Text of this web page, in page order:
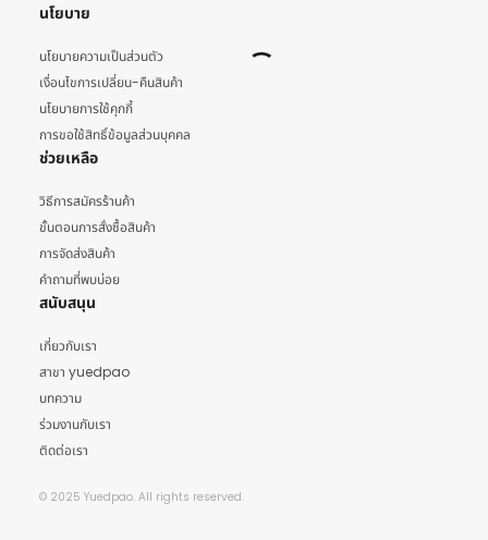
นโยบาย
นโยบายความเป็นส่วนตัว
เงื่อนไขการเปลี่ยน-คืนสินค้า
นโยบายการใช้คุกกี้
การขอใช้สิทธิ์ข้อมูลส่วนบุคคล
ช่วยเหลือ
วิธีการสมัครร้านค้า
ขั้นตอนการสั่งซื้อสินค้า
การจัดส่งสินค้า
คำถามที่พบบ่อย
สนับสนุน
เกี่ยวกับเรา
สาขา yuedpao
บทความ
ร่วมงานกับเรา
ติดต่อเรา
© 2025 Yuedpao. All rights reserved.